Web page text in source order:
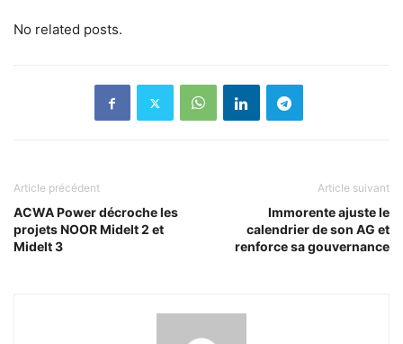
No related posts.
Article précédent
ACWA Power décroche les
projets NOOR Midelt 2 et
Midelt 3
Article suivant
Immorente ajuste le
calendrier de son AG et
renforce sa gouvernance